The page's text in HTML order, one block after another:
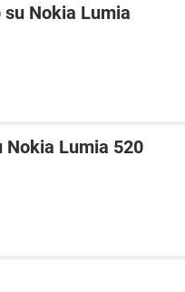
Nokia Lumia
Nokia Lumia 520